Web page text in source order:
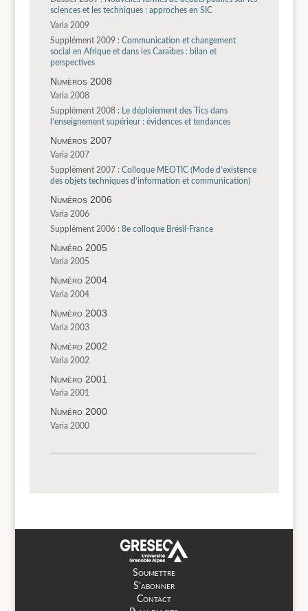
sciences et les techniques : approches en SIC
Varia 2009
Supplément 2009 : Communication et changement
social en Afrique et dans les Caraïbes : bilan et
perspectives
Numéros 2008
Varia 2008
Supplément 2008 : Le déploiement des Tics dans
l’enseignement supérieur : évidences et tendances
Numéros 2007
Varia 2007
Supplément 2007 : Colloque MEOTIC (Mode d’existence
des objets techniques d’information et communication)
Numéros 2006
Varia 2006
Supplément 2006 : 8e colloque Brésil-France
Numéro 2005
Varia 2005
Numéro 2004
Varia 2004
Numéro 2003
Varia 2003
Numéro 2002
Varia 2002
Numéro 2001
Varia 2001
Numéro 2000
Varia 2000
Soumettre
S’abonner
Contact